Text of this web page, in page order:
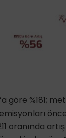
göre %181;
oranında